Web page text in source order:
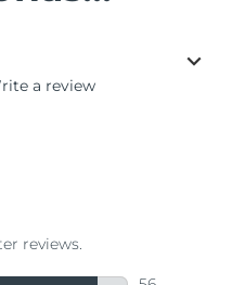
a review